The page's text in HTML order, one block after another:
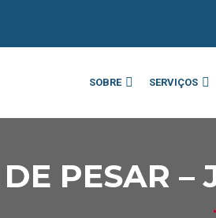
SOBRE SERVIÇOS
PESAR –